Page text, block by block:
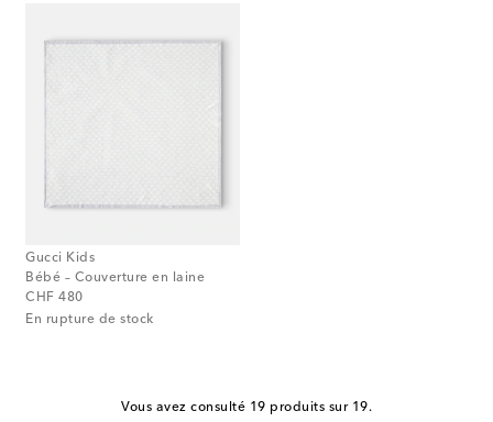
Gucci Kids
Bébé – Couverture en laine
CHF 480
original price
En rupture de stock
Vous avez consulté 19 produits sur 19.